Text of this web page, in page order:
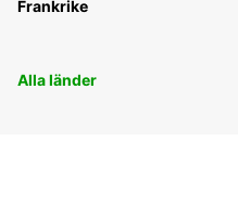
Frankrike
Alla länder